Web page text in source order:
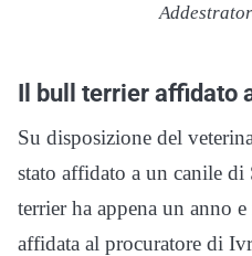
Il bull terrier affidato
Su disposizione del
stato affidato a un canile
terrier ha appena un anno e
affidata al procuratore di